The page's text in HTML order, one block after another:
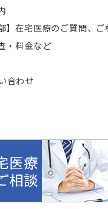
】在宅医療のご質問、ご
・料金など
合わせ